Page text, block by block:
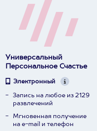
Универсальный
Персональное Счастье
Электронный
Запись на любое из 2129
развлечений
Мгновенная получение
на e-mail и телефон